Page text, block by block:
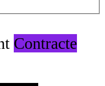
Contracte